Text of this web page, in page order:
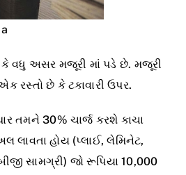
વધુ અસર મજૂરી માં પડે છે. મજૂરી
રસ્તો છે કે ટકાવારી ઉપર.
તમને 30% ચાર્જ કરશે કાચા
લાવતા હોય (પ્લાઈ, લેમિનેટ,
સામગ્રી) જો રૂપિયા 10,000